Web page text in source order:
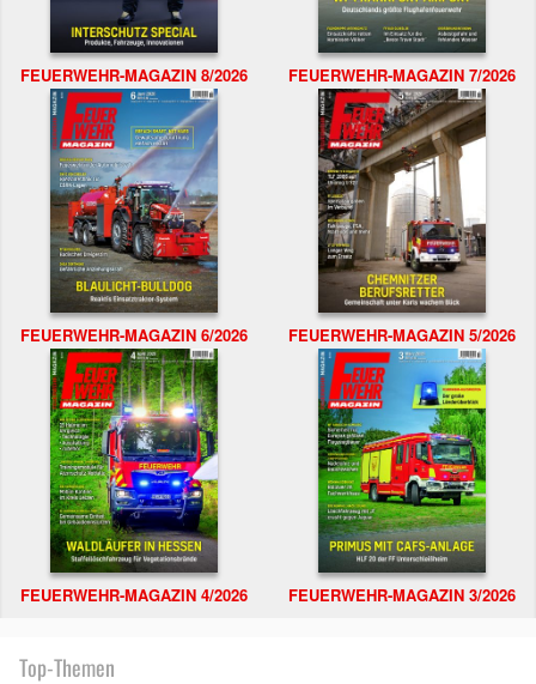
FEUERWEHR-MAGAZIN 8/2026 FEUERWEHR-MAGAZIN 7/2026
FEUERWEHR-MAGAZIN 6/2026 FEUERWEHR-MAGAZIN 5/2026
FEUERWEHR-MAGAZIN 4/2026 FEUERWEHR-MAGAZIN 3/2026
Top-Themen